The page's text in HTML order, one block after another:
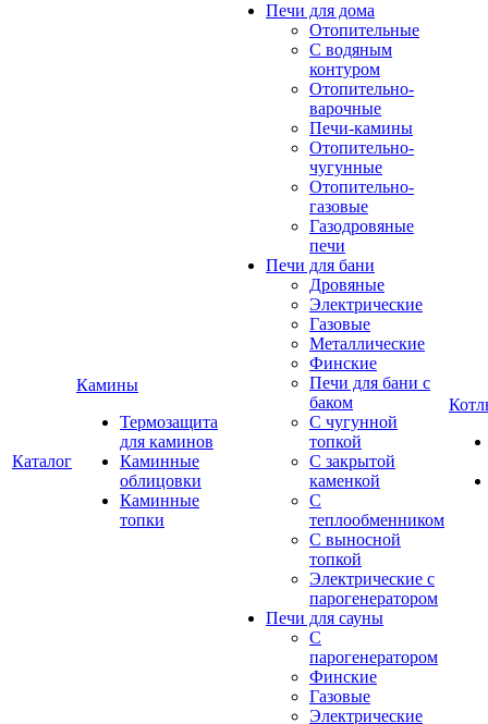
Каталог
Камины
Термозащита
для каминов
Каминные
облицовки
Каминные
топки
Печи для дома
Отопительные
C водяным
контуром
Отопительно-
варочные
Печи-камины
Отопительно-
чугунные
Отопительно-
газовые
Газодровяные
печи
Печи для бани
Дровяные
Электрические
Газовые
Металлические
Финские
Печи для бани с
баком
С чугунной
топкой
С закрытой
каменкой
С
теплообменником
С выносной
топкой
Электрические с
парогенератором
Печи для сауны
С
парогенератором
Финские
Газовые
Электрические